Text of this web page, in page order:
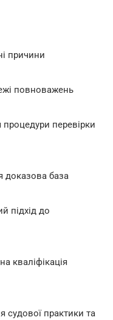
причини
повноважень
перевірки
доказова база
підхід до
кваліфікація
судової практики та